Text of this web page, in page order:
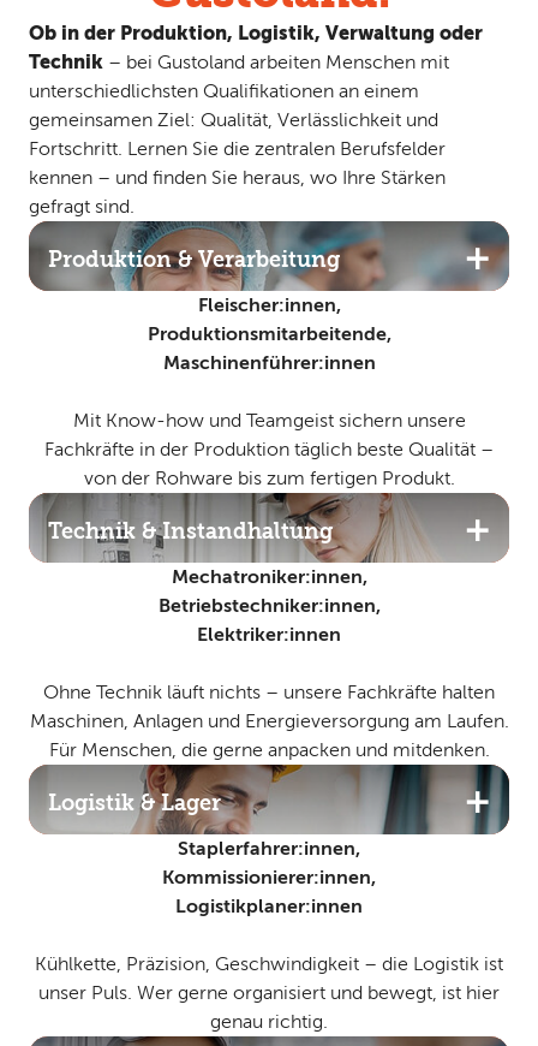
Ob in der Produktion, Logistik, Verwaltung oder
Technik – bei Gustoland arbeiten Menschen mit
unterschiedlichsten Qualifikationen an einem
gemeinsamen Ziel: Qualität, Verlässlichkeit und
Fortschritt. Lernen Sie die zentralen Berufsfelder
kennen – und finden Sie heraus, wo Ihre Stärken
gefragt sind.
Produktion & Verarbeitung
Fleischer:innen,
Produktionsmitarbeitende,
Maschinenführer:innen
Mit Know-how und Teamgeist sichern unsere
Fachkräfte in der Produktion täglich beste Qualität –
von der Rohware bis zum fertigen Produkt.
Technik & Instandhaltung
Mechatroniker:innen,
Betriebstechniker:innen,
Elektriker:innen
Ohne Technik läuft nichts – unsere Fachkräfte halten
Maschinen, Anlagen und Energieversorgung am Laufen.
Für Menschen, die gerne anpacken und mitdenken.
Logistik & Lager
Staplerfahrer:innen,
Kommissionierer:innen,
Logistikplaner:innen
Kühlkette, Präzision, Geschwindigkeit – die Logistik ist
unser Puls. Wer gerne organisiert und bewegt, ist hier
genau richtig.